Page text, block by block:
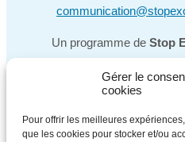
Gérer le
cookies
Pour offrir les meilleures
que les cookies pour stocker et/ou
Un programme de Stop